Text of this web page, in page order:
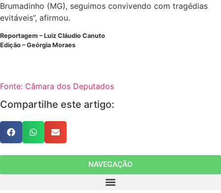
Brumadinho (MG), seguimos convivendo com tragédias
evitáveis”, afirmou.
Reportagem – Luiz Cláudio Canuto
Edição – Geórgia Moraes
Fonte: Câmara dos Deputados
Compartilhe este artigo:
NAVEGAÇÃO